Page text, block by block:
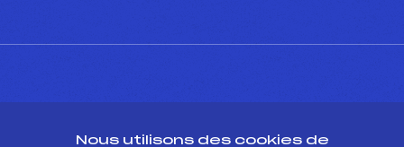
Nous utilisons des cookies de